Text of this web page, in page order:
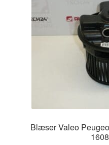
Blæser Valeo